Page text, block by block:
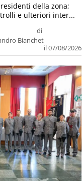
di
Bianchet
il 07/08/2026
della zona;
e ulteriori inter...